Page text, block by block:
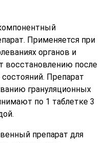
Применяется при
органов и
восстановлению после
Препарат
грануляционных
по 1 таблетке 3
препарат для